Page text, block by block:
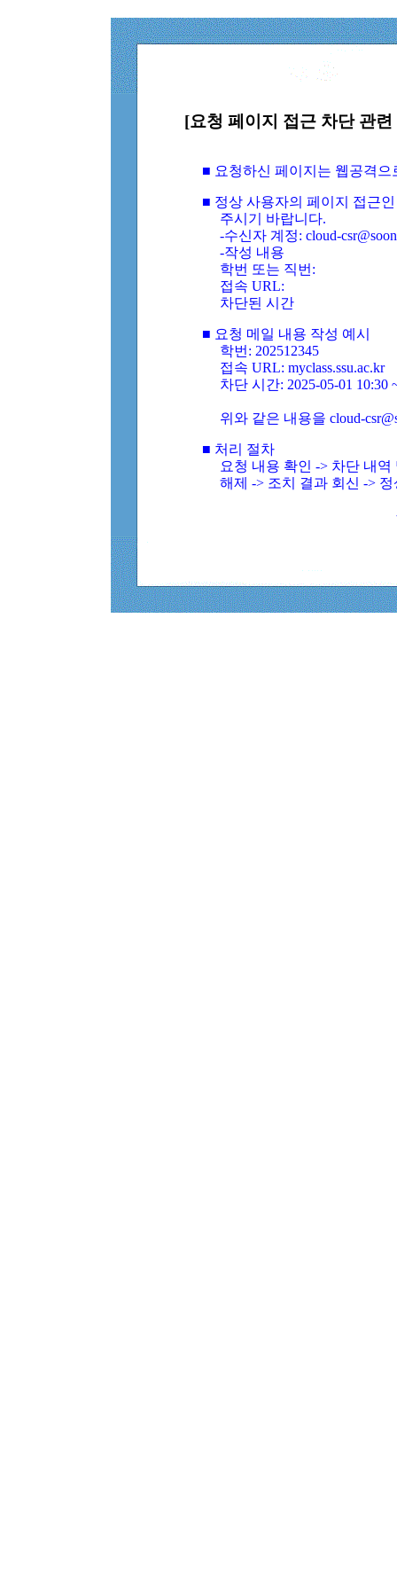
[요청 페이지 접근 차단 관
■ 요청하신 페이지는 웹공격
■ 정상 사용자의 페이지 접근
주시기 바랍니다.
-수신자 계정: cloud-
-작성 내용
학번 또는 직번:
접속 URL:
차단된 시간
■ 요청 메일 내용 작성 예시
학번: 202512345
접속 URL: myclass.ssu.ac.kr
차단 시간: 2025-05-01 10:30
위와 같은 내용을 cloud-
■ 처리 절차
요청 내용 확인 -> 차단 내
해제 -> 조치 결과 회신 ->